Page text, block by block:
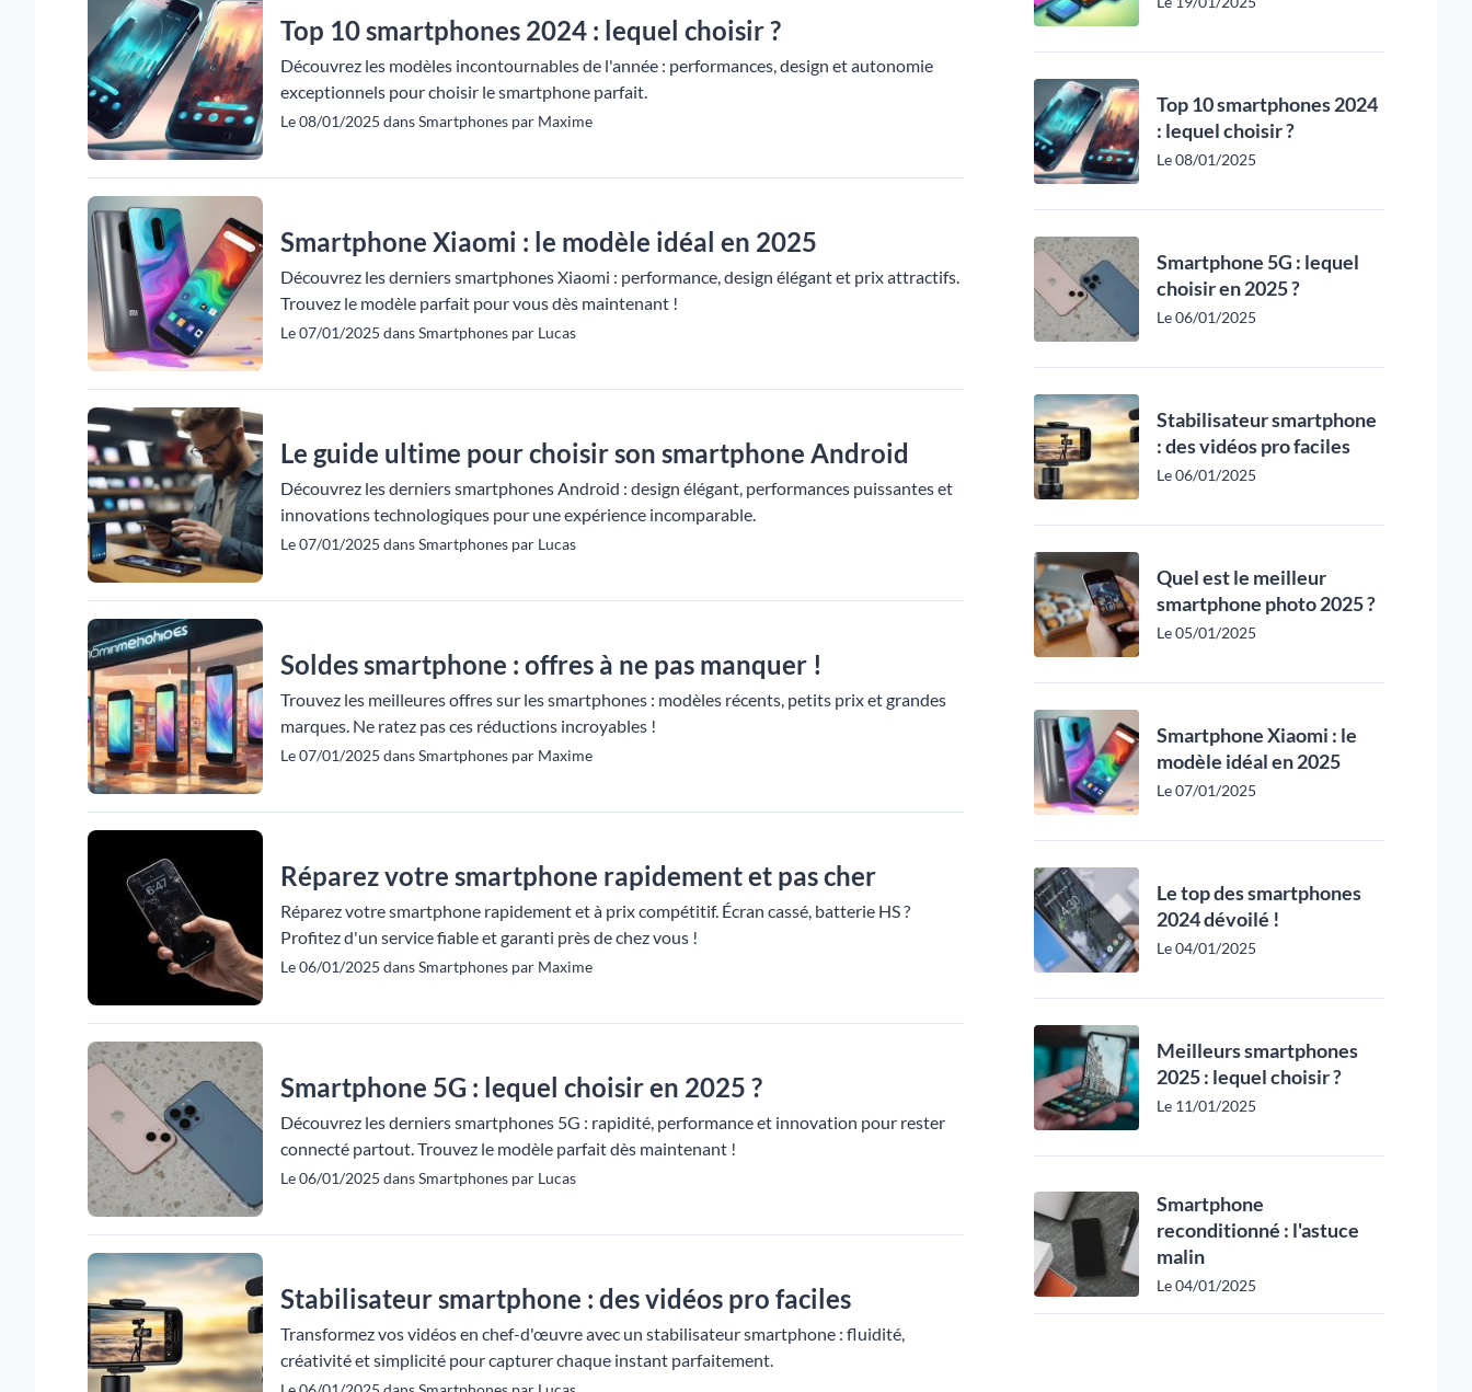
Top 10 smartphones 2024 : lequel choisir ?
Découvrez les modèles incontournables de l'année : performances, design et autonomie
exceptionnels pour choisir le smartphone parfait.
Le 08/01/2025 dans Smartphones par Maxime
Smartphone Xiaomi : le modèle idéal en 2025
Découvrez les derniers smartphones Xiaomi : performance, design élégant et prix attractifs.
Trouvez le modèle parfait pour vous dès maintenant !
Le 07/01/2025 dans Smartphones par Lucas
Le guide ultime pour choisir son smartphone Android
Découvrez les derniers smartphones Android : design élégant, performances puissantes et
innovations technologiques pour une expérience incomparable.
Le 07/01/2025 dans Smartphones par Lucas
Soldes smartphone : offres à ne pas manquer !
Trouvez les meilleures offres sur les smartphones : modèles récents, petits prix et grandes
marques. Ne ratez pas ces réductions incroyables !
Le 07/01/2025 dans Smartphones par Maxime
Réparez votre smartphone rapidement et pas cher
Réparez votre smartphone rapidement et à prix compétitif. Écran cassé, batterie HS ?
Profitez d'un service fiable et garanti près de chez vous !
Le 06/01/2025 dans Smartphones par Maxime
Smartphone 5G : lequel choisir en 2025 ?
Découvrez les derniers smartphones 5G : rapidité, performance et innovation pour rester
connecté partout. Trouvez le modèle parfait dès maintenant !
Le 06/01/2025 dans Smartphones par Lucas
Stabilisateur smartphone : des vidéos pro faciles
Transformez vos vidéos en chef-d'œuvre avec un stabilisateur smartphone : fluidité,
créativité et simplicité pour capturer chaque instant parfaitement.
Top 10 smartphones 2024
: lequel choisir ?
Le 08/01/2025
Smartphone 5G : lequel
choisir en 2025 ?
Le 06/01/2025
Stabilisateur smartphone
: des vidéos pro faciles
Le 06/01/2025
Quel est le meilleur
smartphone photo 2025 ?
Le 05/01/2025
Smartphone Xiaomi : le
modèle idéal en 2025
Le 07/01/2025
Le top des smartphones
2024 dévoilé !
Le 04/01/2025
Meilleurs smartphones
2025 : lequel choisir ?
Le 11/01/2025
Smartphone
reconditionné : l'astuce
malin
Le 04/01/2025